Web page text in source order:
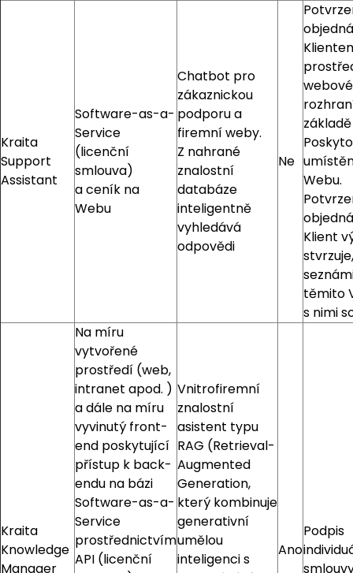
Kraita
Support
Assistant
Software-as-a-
Service
(licenční
smlouva)
a ceník na
Webu
Chatbot pro
zákaznickou
podporu a
firemní weby.
Z nahrané
znalostní
databáze
inteligentně
vyhledává
odpovědi
Ne
Webu.
Klient
těmito
s nimi
Kraita
Knowledge
Manager
Na míru
vytvořené
prostředí (web,
intranet apod. )
a dále na míru
vyvinutý front-
end poskytující
přístup k back-
endu na bázi
Software-as-a-
Service
prostřednictvím
API (licenční
Vnitrofiremní
znalostní
asistent typu
RAG (Retrieval-
Augmented
Generation,
který kombinuje
generativní
umělou
inteligenci s
Ano
Podpis